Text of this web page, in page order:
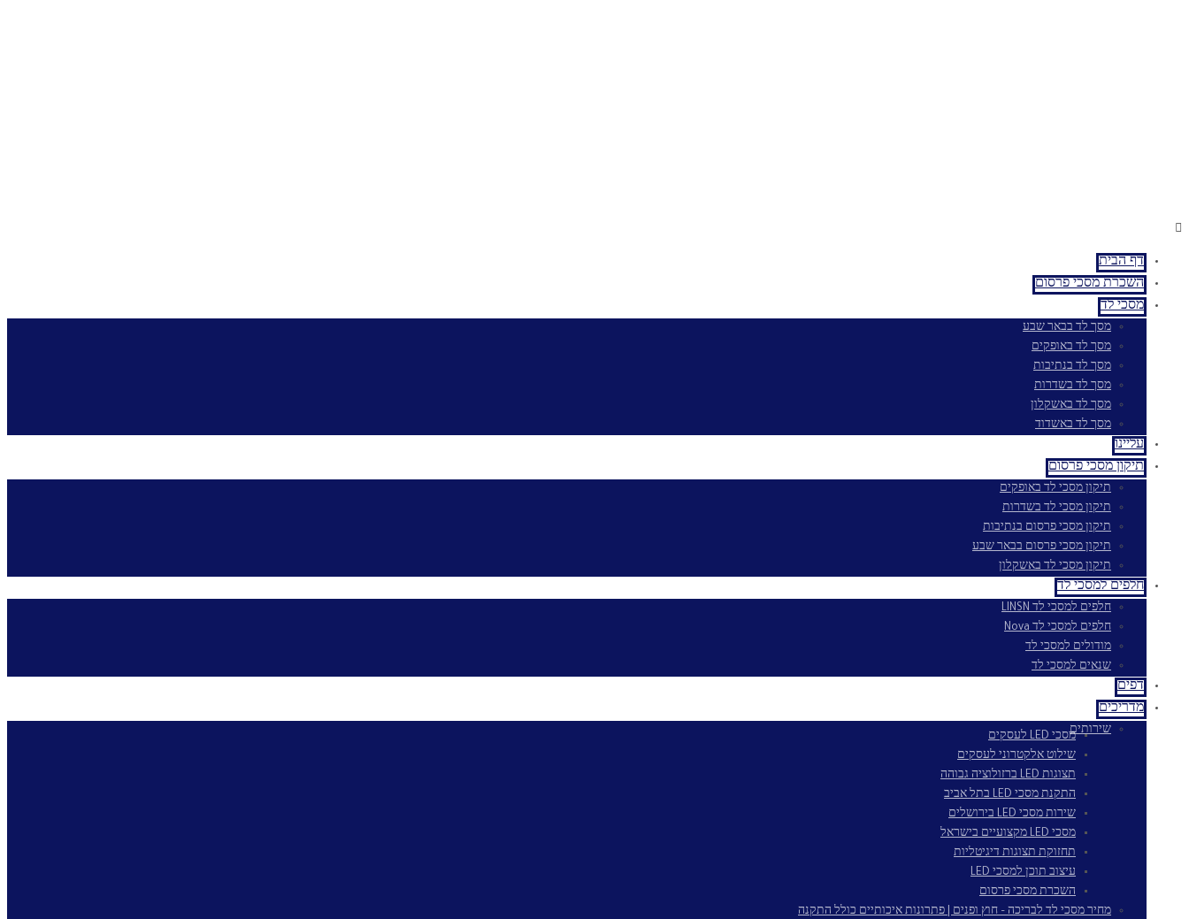
דף הבית
השכרת מסכי פרסום
מסכי לד
מסך לד בבאר שבע
מסך לד באופקים
מסך לד בנתיבות
מסך לד בשדרות
מסך לד באשקלון
מסך לד באשדוד
עליינו
תיקון מסכי פרסום
תיקון מסכי לד באופקים
תיקון מסכי לד בשדרות
תיקון מסכי פרסום בנתיבות
תיקון מסכי פרסום בבאר שבע
תיקון מסכי לד באשקלון
חלפים למסכי לד
חלפים למסכי לד LINSN
חלפים למסכי לד Nova
מודולים למסכי לד
שנאים למסכי לד
דפים
מדריכים
שירותיםמסכי LED לעסקים
שילוט אלקטרוני לעסקים
תצוגות LED ברזולוציה גבוהה
התקנת מסכי LED בתל אביב
שירות מסכי LED בירושלים
מסכי LED מקצועיים בישראל
תחזוקת תצוגות דיגיטליות
עיצוב תוכן למסכי LED
השכרת מסכי פרסום
מחיר מסכי לד לבריכה – חוץ ופנים | פתרונות איכותיים כולל התקנה